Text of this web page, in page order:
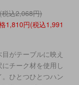
込2,068円)
1,810円(税込1,991
がテーブルに映え
にチーク材を使用し
。ひとつひとつハン